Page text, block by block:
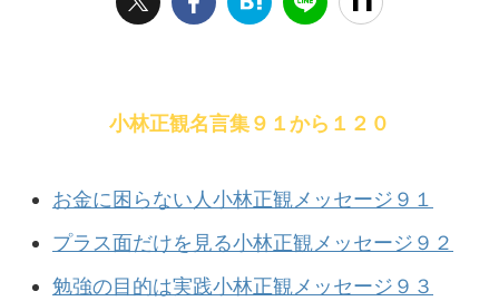
小林正観名言集９１から１２０
お金に困らない人小林正観メッセージ９１
プラス面だけを見る小林正観メッセージ９２
勉強の目的は実践小林正観メッセージ９３